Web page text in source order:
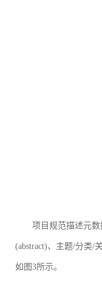
项目规范描述元
(abstract)、主题/分类/
如图3所示。